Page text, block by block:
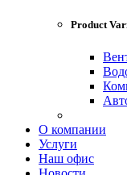
Product
О компании
Услуги
Наш офис